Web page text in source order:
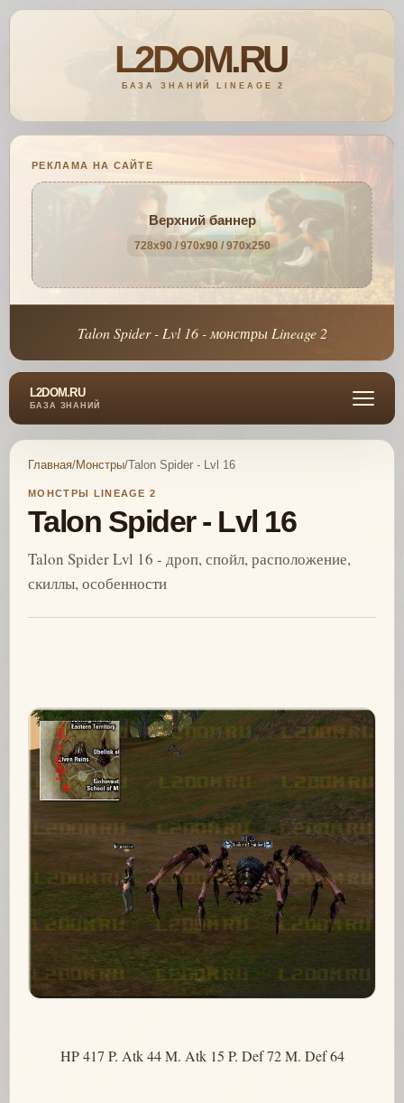
РЕКЛАМА НА САЙТЕ
Верхний баннер
728x90 / 970x90 / 970x250
Talon Spider - Lvl 16 - монстры Lineage 2
L2DOM.RU
БАЗА ЗНАНИЙ
Главная/Монстры/Talon Spider - Lvl 16
МОНСТРЫ LINEAGE 2
Talon Spider - Lvl 16
Talon Spider Lvl 16 - дроп, спойл, расположение,
скиллы, особенности
HP 417 P. Atk 44 M. Atk 15 P. Def 72 M. Def 64